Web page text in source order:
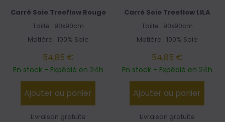
Carré Soie Treeflow Rouge
Taille : 90x90cm
Matière : 100% Soie
54,85 €
En stock - Expédié en 24h
Ajouter au panier
Livraison gratuite
Carré Soie Treeflow LILA
Taille : 90x90cm
Matière : 100% Soie
54,85 €
En stock - Expédié en 24h
Ajouter au panier
Livraison gratuite